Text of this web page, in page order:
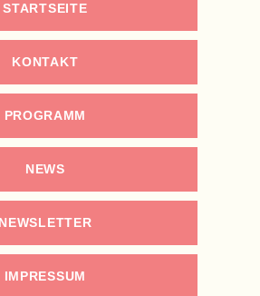
STARTSEITE
KONTAKT
PROGRAMM
NEWS
NEWSLETTER
IMPRESSUM